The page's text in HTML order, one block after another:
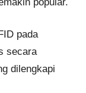
pada
secara
dilengkapi